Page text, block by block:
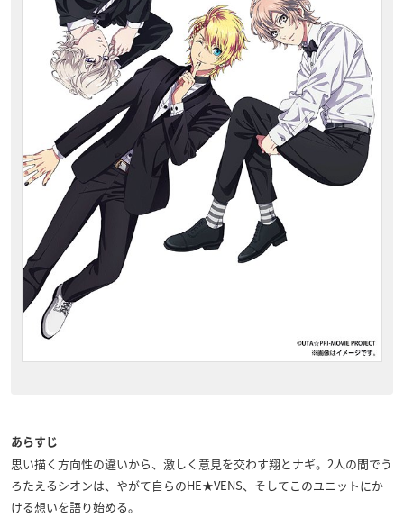
あらすじ
思い描く方向性の違いから、激しく意見を交わす翔とナギ。2人の間でう
ろたえるシオンは、やがて自らのHE★VENS、そしてこのユニットにか
ける想いを語り始める。